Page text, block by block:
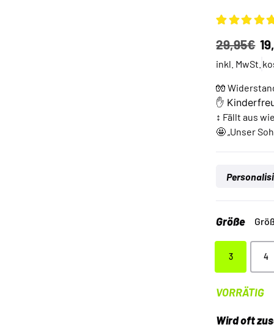
4.67von 5,
basierend
auf
29,95€
inkl. MwSt.
🧤
✋
↕️ Fällt aus
🤩 „Unser
Größe
3 4
VORRÄTIG
Wird oft